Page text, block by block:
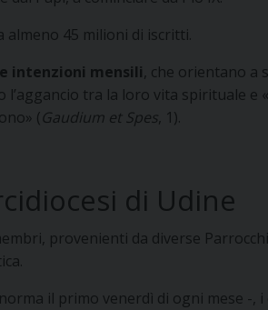
almeno 45 milioni di iscritti.
intenzioni mensili, che orientano a
tra la loro vita spirituale e
(Gaudium et Spes, 1).
di Udine
provenienti da diverse
il primo venerdì di ogni mese -